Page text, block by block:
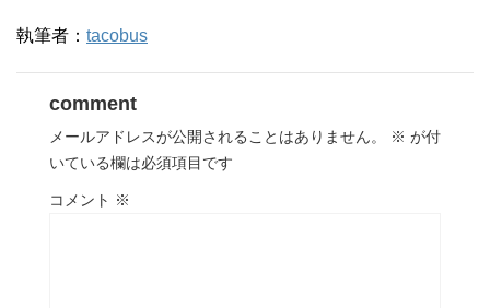
執筆者： tacobus
comment
メールアドレスが公開されることはありません。 ※ が付
いている欄は必須項目です
コメント ※